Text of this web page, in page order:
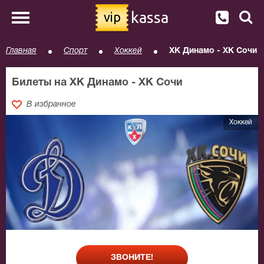
vip kassa
Главная Спорт Хоккей ХК Динамо - ХК Сочи
Билеты на ХК Динамо - ХК Сочи
В избранное
Хоккей
ЗВОНИТЕ!